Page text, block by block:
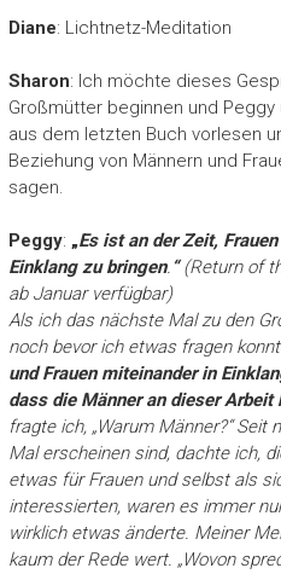
Diane: Lichtnetz-Meditation
Sharon: Ich möchte dieses
Großmütter beginnen und
aus dem letzten Buch vorlesen
Beziehung von Männern und
sagen.
Peggy: „Es ist an der Zeit,
Einklang zu bringen. “(Return of
ab Januar verfügbar)
Als ich das nächste Mal zu den
noch bevor ich etwas fragen
und Frauen miteinander in
dass die Männer an dieser Arbeit
fragte ich, „Warum Männer?“
Mal erscheinen sind, dachte ich,
etwas für Frauen und selbst als
interessierten, waren es immer
wirklich etwas änderte. Meiner
kaum der Rede wert. „Wovon